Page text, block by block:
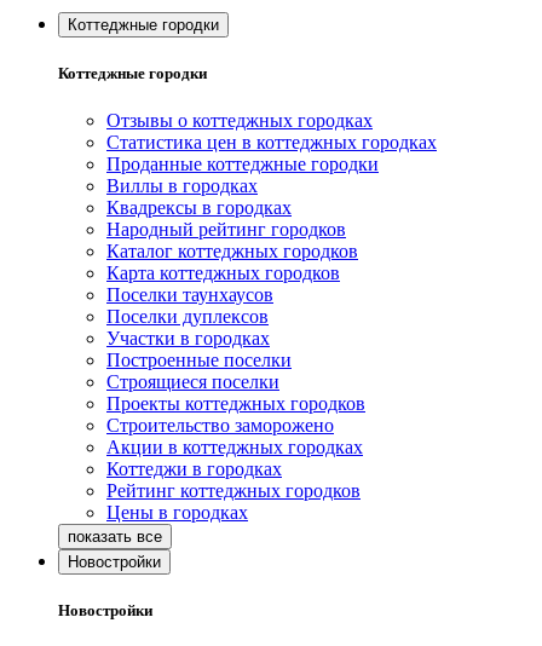
Коттеджные городки
Коттеджные городки
Отзывы о коттеджных городках
Статистика цен в коттеджных городках
Проданные коттеджные городки
Виллы в городках
Квадрексы в городках
Народный рейтинг городков
Каталог коттеджных городков
Карта коттеджных городков
Поселки таунхаусов
Поселки дуплексов
Участки в городках
Построенные поселки
Строящиеся поселки
Проекты коттеджных городков
Строительство заморожено
Акции в коттеджных городках
Коттеджи в городках
Рейтинг коттеджных городков
Цены в городках
Новостройки
Новостройки